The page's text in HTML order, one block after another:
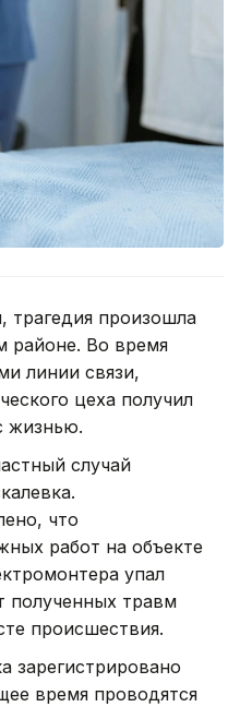
трагедия произошла
районе. Во время
линии связи,
цеха получил
жизнью.
случай
что
работ на объекте
упал
полученных травм
происшествия.
зарегистрировано
время проводятся